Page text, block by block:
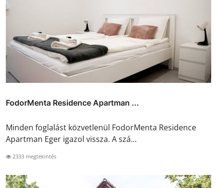
FodorMenta Residence Apartman ...
Minden foglalást közvetlenül FodorMenta Residence
Apartman Eger igazol vissza. A szá...
2333 megtekintés